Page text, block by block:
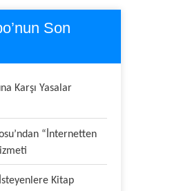
Son
Karşı Yasalar
“İnternetten
Kitap